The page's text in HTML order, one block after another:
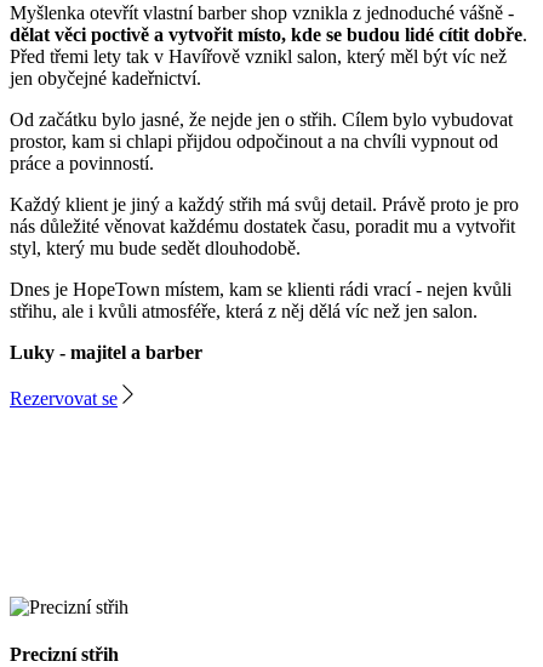
Myšlenka otevřít vlastní barber shop vznikla z jednoduché vášně -
dělat věci poctivě a vytvořit místo, kde se budou lidé cítit dobře.
Před třemi lety tak v Havířově vznikl salon, který měl být víc než
jen obyčejné kadeřnictví.
Od začátku bylo jasné, že nejde jen o střih. Cílem bylo vybudovat
prostor, kam si chlapi přijdou odpočinout a na chvíli vypnout od
práce a povinností.
Každý klient je jiný a každý střih má svůj detail. Právě proto je pro
nás důležité věnovat každému dostatek času, poradit mu a vytvořit
styl, který mu bude sedět dlouhodobě.
Dnes je HopeTown místem, kam se klienti rádi vrací - nejen kvůli
střihu, ale i kvůli atmosféře, která z něj dělá víc než jen salon.
Luky - majitel a barber
Rezervovat se
Precizní střih